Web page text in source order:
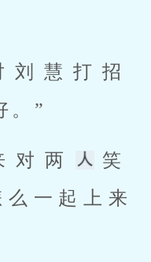
刘慧打招
。”
对两
笑
一起上来